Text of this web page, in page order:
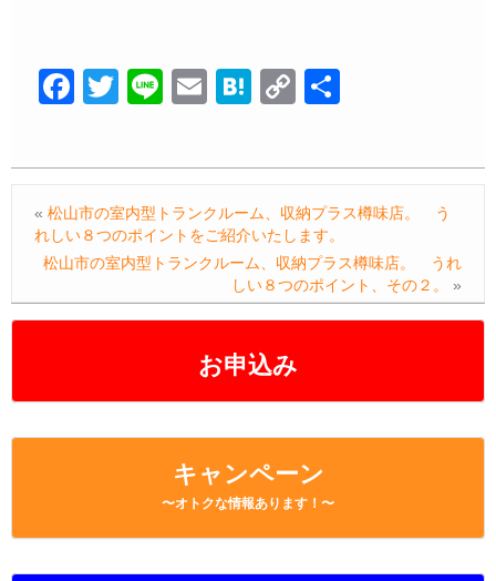
お申込み
キャンペーン
〜オトクな情報あります！〜
F
c
b
o
o
T
tt
Li
e
E
ail
H
e
a
C
p
Li
n
k
« 松山市の室内型トランクルーム、収納プラス樽味店。 う
れしい８つのポイントをご紹介いたします。
松山市の室内型トランクルーム、収納プラス樽味店。 うれ
しい８つのポイント、その２。
»